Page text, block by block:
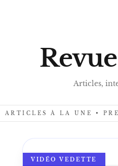
Articles,
ARTICLES À LA UNE •
VIDÉO VEDETTE